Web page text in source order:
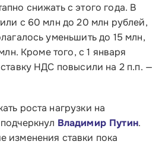
снижать с этого года. В
с 60 млн до 20 млн рублей,
уменьшить до 15 млн,
Кроме того, с 1 января
НДС повысили на 2 п.п. —
роста нагрузки на
Владимир Путин.
изменения ставки пока